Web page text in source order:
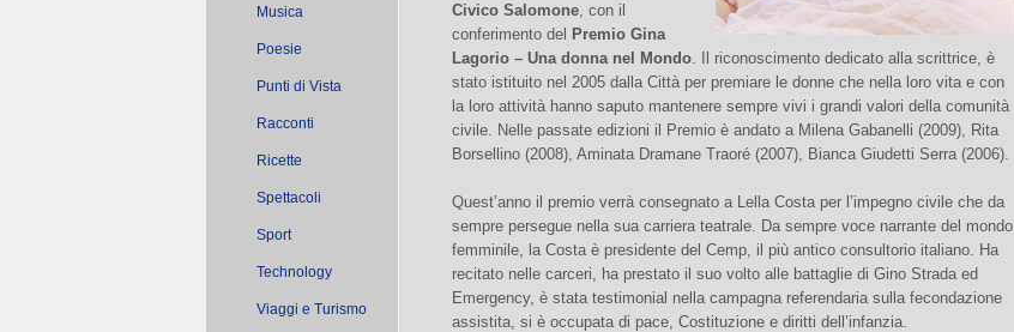
Musica
Poesie
Punti di Vista
Racconti
Ricette
Spettacoli
Sport
Technology
Viaggi e Turismo
Civico Salomone, con il
conferimento del Premio Gina
Lagorio – Una donna nel Mondo. Il riconoscimento dedicato alla scrittrice, è
stato istituito nel 2005 dalla Città per premiare le donne che nella loro vita e con
la loro attività hanno saputo mantenere sempre vivi i grandi valori della comunità
civile. Nelle passate edizioni il Premio è andato a Milena Gabanelli (2009), Rita
Borsellino (2008), Aminata Dramane Traoré (2007), Bianca Giudetti Serra (2006).
Quest’anno il premio verrà consegnato a Lella Costa per l’impegno civile che da
sempre persegue nella sua carriera teatrale. Da sempre voce narrante del mondo
femminile, la Costa è presidente del Cemp, il più antico consultorio italiano. Ha
recitato nelle carceri, ha prestato il suo volto alle battaglie di Gino Strada ed
Emergency, è stata testimonial nella campagna referendaria sulla fecondazione
assistita, si è occupata di pace, Costituzione e diritti dell’infanzia.